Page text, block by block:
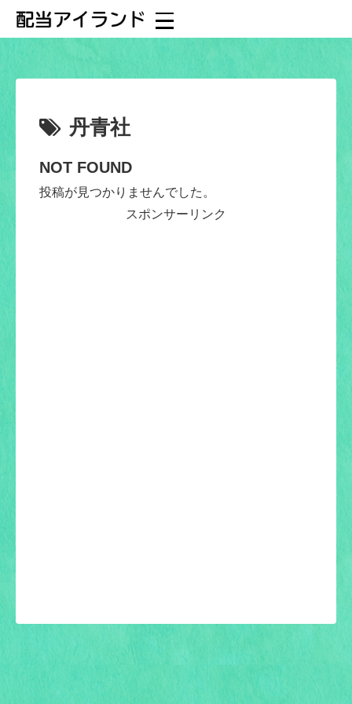
丹青社
NOT FOUND
投稿が見つかりませんでした。
スポンサーリンク